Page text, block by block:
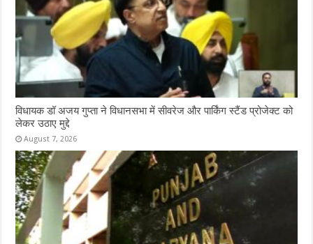
विधायक डॉ अजय गुप्ता ने विधानसभा में सीवरेज और पार्किंग स्टैंड प्रोजेक्ट को
लेकर उठाए मुद्दे
August 7, 2026